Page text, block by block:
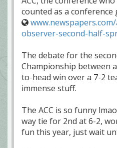
counted as a conference
observer-second-half-
The debate for the
Championship between
to-head win over a 7-2
immense stuff.
The ACC is so funny
way tie for 2nd at 6-2,
fun this year, just wait